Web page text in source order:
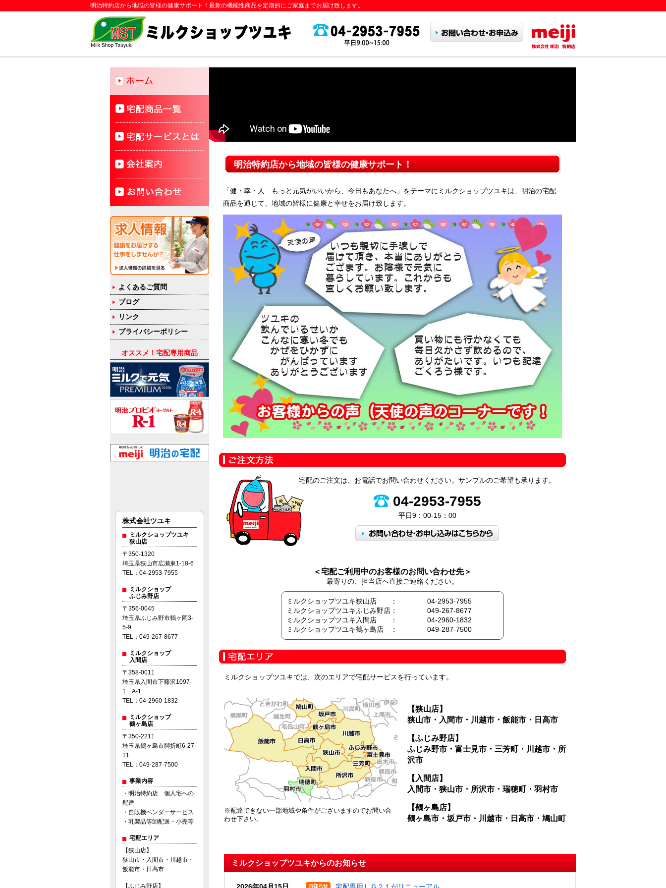
明治特約店から地域の皆様の健康サポート！最新の機能性商品を定期的にご家庭までお届け致します。
明治特約店から地域の皆様の健康サポート！
「健・幸・人 もっと元気がいいから、今日もあなたへ」をテーマにミルクショップツユキは、明治の宅配
商品を通じて、地域の皆様に健康と幸せをお届け致します。
宅配のご注文は、お電話でお問い合わせください。サンプルのご希望も承ります。
04-2953-7955
平日9：00-15：00
＜宅配ご利用中のお客様のお問い合わせ先＞
最寄りの、担当店へ直接ご連絡ください。
ミルクショップツユキ狭山店 ：
04-2953-7955
ミルクショップツユキふじみ野店：
049-267-8677
ミルクショップツユキ入間店 ：
04-2960-1832
ミルクショップツユキ鶴ヶ島店 ：
049-287-7500
ミルクショップツユキでは、次のエリアで宅配サービスを行っています。
※配達できない一部地域や条件がございますのでお問い合
わせ下さい。
【狭山店】
狭山市・入間市・川越市・飯能市・日高市
【ふじみ野店】
ふじみ野市・富士見市・三芳町・川越市・所
沢市
【入間店】
入間市・狭山市・所沢市・瑞穂町・羽村市
【鶴ヶ島店】
鶴ヶ島市・坂戸市・川越市・日高市・鳩山町
ミルクショップツユキからのお知らせ
よくあるご質問
ブログ
リンク
プライバシーポリシー
オススメ！宅配専用商品
株式会社ツユキ
ミルクショップツユキ
狭山店
〒350-1320
埼玉県狭山市広瀬東1-18-6
TEL：04-2953-7955
ミルクショップ
ふじみ野店
〒356-0045
埼玉県ふじみ野市鶴ヶ岡3-
5-9
TEL：049-267-8677
ミルクショップ
入間店
〒358-0011
埼玉県入間市下藤沢1097-
1 A-1
TEL：04-2960-1832
ミルクショップ
鶴ヶ島店
〒350-2211
埼玉県鶴ヶ島市脚折町6-27-
11
TEL：049-287-7500
事業内容
・明治特約店 個人宅への
配達
・自販機ベンダーサービス
・乳製品等卸配送・小売等
宅配エリア
【狭山店】
狭山市・入間市・川越市・
飯能市・日高市
【ふじみ野店】